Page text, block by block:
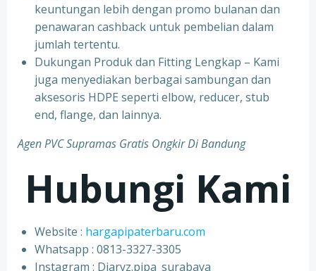
keuntungan lebih dengan promo bulanan dan
penawaran cashback untuk pembelian dalam
jumlah tertentu.
Dukungan Produk dan Fitting Lengkap – Kami
juga menyediakan berbagai sambungan dan
aksesoris HDPE seperti elbow, reducer, stub
end, flange, dan lainnya.
Agen PVC Supramas Gratis Ongkir Di Bandung
Hubungi Kami
Website : hargapipaterbaru.com
Whatsapp : 0813-3327-3305
⁠Instagram : Diaryz.pipa_surabaya